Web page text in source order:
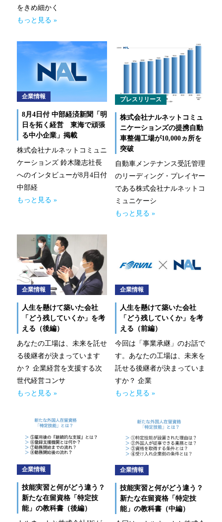
をきめ細かく
もっと見る »
企業情報
8月4日付 中部経済新聞「明
日を拓く経営 東海で頑張
る中小企業」掲載
株式会社ナルネットコミュニ
ケーションズ 鈴木隆志社長
へのインタビューが8月4日付
中部経
もっと見る »
プレスリリース
株式会社ナルネットコミュ
ニケーションズの提携自動
車整備工場が10,000ヵ所を
突破
自動車メンテナンス受託管理
のリーディング・プレイヤー
である株式会社ナルネットコ
ミュニケーシ
もっと見る »
企業情報
人生を懸けて築いた会社
「どう残していくか」を考
える（後編）
あなたの工場は、未来を託せ
る後継者が決まっています
か？ 企業経営を支援する次
世代経営コンサ
もっと見る »
企業情報
人生を懸けて築いた会社
「どう残していくか」を考
える（前編）
今回は「事業承継」のお話で
す。あなたの工場は、未来を
託せる後継者が決まっていま
すか？ 企業
もっと見る »
企業情報
技能実習と何がどう違う？
新たな在留資格「特定技
能」の教科書（後編）
企業情報
技能実習と何がどう違う？
新たな在留資格「特定技
能」の教科書（中編）
福祉車両メンテナンス
緊急ロードサービス
新技術にも迅速に対応
整備業務提携
momoCan
モビノワ
メールマガジン
経営理念
企業概要
事業拠点（事務所一覧）
ナルネットの歩み
ESGの取り組み
IR情報
採用情報
ニュースルーム
お問い合わせ
CLOSE